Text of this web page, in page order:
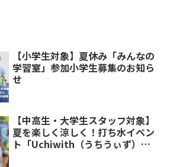
【小学生対象】夏休み「みんなの
学習室」参加小学生募集のお知ら
せ
【中高生・大学生スタッフ対象】
夏を楽しく涼しく！打ち水イベン
ト「Uchiwith（うちうぃず）」